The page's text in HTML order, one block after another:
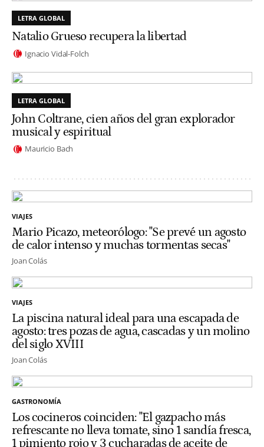
LETRA GLOBAL
Natalio Grueso recupera la libertad
Ignacio Vidal-Folch
LETRA GLOBAL
John Coltrane, cien años del gran explorador
musical y espiritual
Mauricio Bach
VIAJES
Mario Picazo, meteorólogo: "Se prevé un agosto
de calor intenso y muchas tormentas secas"
Joan Colás
VIAJES
La piscina natural ideal para una escapada de
agosto: tres pozas de agua, cascadas y un molino
del siglo XVIII
Joan Colás
GASTRONOMÍA
Los cocineros coinciden: "El gazpacho más
refrescante no lleva tomate, sino 1 sandía fresca,
1 pimiento rojo y 3 cucharadas de aceite de